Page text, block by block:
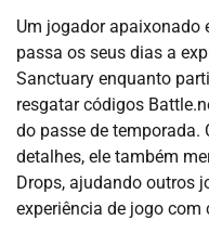
Um jogador apaixonado
passa os seus dias a
Sanctuary enquanto
resgatar códigos
do passe de temporada.
detalhes, ele também
Drops, ajudando outros
experiência de jogo